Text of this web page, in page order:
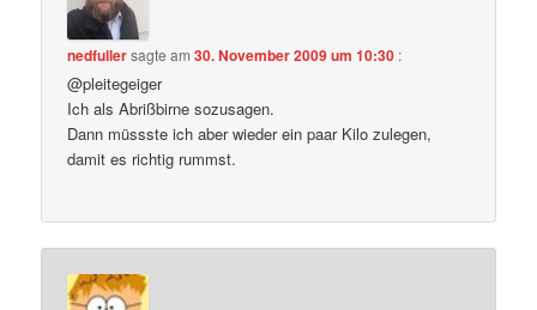
nedfullersagte am30. November 2009 um 10:30 :
@pleitegeiger
Ich als Abrißbirne sozusagen.
Dann müssste ich aber wieder ein paar Kilo zulegen,
damit es richtig rummst.